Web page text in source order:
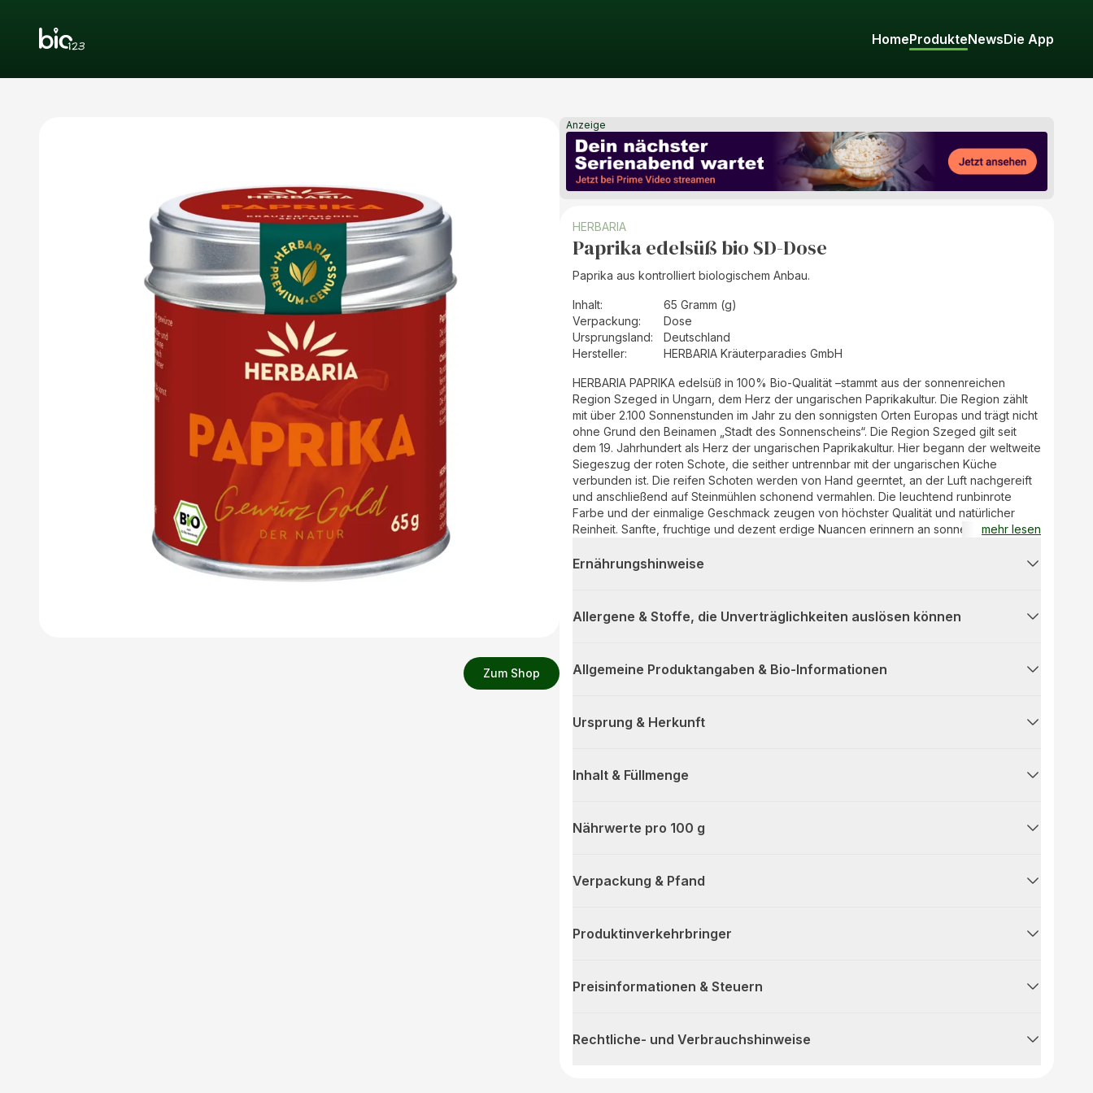
HomeProdukteNewsDie App
Zum Shop
Anzeige
HERBARIA
Paprika edelsüß bio SD-Dose
Paprika aus kontrolliert biologischem Anbau.
Inhalt:
65 Gramm (g)
Verpackung:
Dose
Ursprungsland:
Deutschland
Hersteller: HERBARIA Kräuterparadies GmbH
HERBARIA PAPRIKA edelsüß in 100% Bio-Qualität –stammt aus der sonnenreichen
Region Szeged in Ungarn, dem Herz der ungarischen Paprikakultur. Die Region zählt
mit über 2.100 Sonnenstunden im Jahr zu den sonnigsten Orten Europas und trägt nicht
ohne Grund den Beinamen „Stadt des Sonnenscheins“. Die Region Szeged gilt seit
dem 19. Jahrhundert als Herz der ungarischen Paprikakultur. Hier begann der weltweite
Siegeszug der roten Schote, die seither untrennbar mit der ungarischen Küche
verbunden ist. Die reifen Schoten werden von Hand geerntet, an der Luft nachgereift
und anschließend auf Steinmühlen schonend vermahlen. Die leuchtend runbinrote
Farbe und der einmalige Geschmack zeugen von höchster Qualität und natürlicher
Reinheit. Sanfte, fruchtige und dezent erdige Nuancen erinnern an sonnengetrocknete
Gemüse- und Käsegerichten. Ein wahres Fest für die Sinne – sowohl köstlich im
mehr lesen
Ernährungshinweise
Allergene & Stoffe, die Unverträglichkeiten auslösen können
Allgemeine Produktangaben & Bio-Informationen
Ursprung & Herkunft
Inhalt & Füllmenge
Nährwerte pro 100 g
Verpackung & Pfand
Produktinverkehrbringer
Preisinformationen & Steuern
Rechtliche- und Verbrauchshinweise